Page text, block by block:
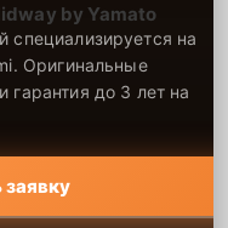
by Yamato
на
Оригинальные
до 3 лет на
заявку